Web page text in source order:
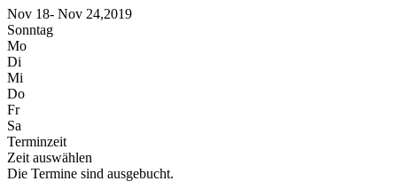
Nov 18- Nov 24,2019
Sonntag
Mo
Di
Mi
Do
Fr
Sa
Terminzeit
Zeit auswählen
Die Termine sind ausgebucht.